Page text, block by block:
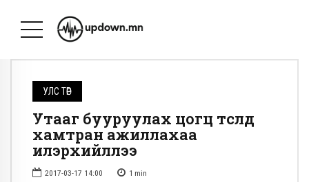
УЛС ТӨР
Утааг бууруулах цогц төсөлд
хамтран ажиллахаа
илэрхийллээ
2017-03-17 14:00 1 min